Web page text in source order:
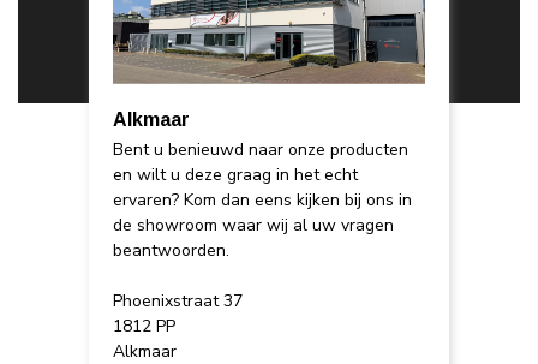
Alkmaar
Bent u benieuwd naar onze producten
en wilt u deze graag in het echt
ervaren? Kom dan eens kijken bij ons in
de showroom waar wij al uw vragen
beantwoorden.
Phoenixstraat 37
1812 PP
Alkmaar